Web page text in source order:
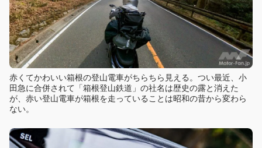
赤くてかわいい箱根の登山電車がちらちら見える。つい最近、小
田急に合併されて「箱根登山鉄道」の社名は歴史の露と消えた
が、赤い登山電車が箱根を走っていることは昭和の昔から変わら
ない。